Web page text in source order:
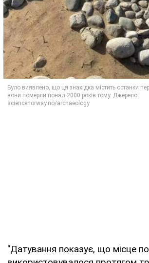
"Датування показує, що місце